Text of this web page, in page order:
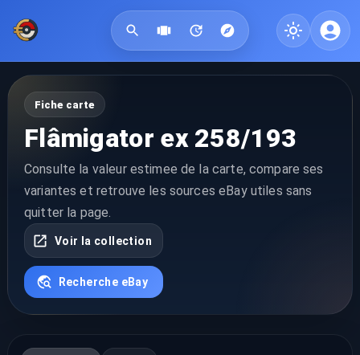
Fiche carte
Flâmigator ex 258/193
Consulte la valeur estimee de la carte, compare ses
variantes et retrouve les sources eBay utiles sans
quitter la page.
Voir la collection
Recherche eBay